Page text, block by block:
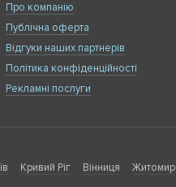
Про компанію
Публічна оферта
Відгуки наших партнерів
Політика конфіденційності
Рекламні послуги
Кривий Ріг Вінниця Житомир